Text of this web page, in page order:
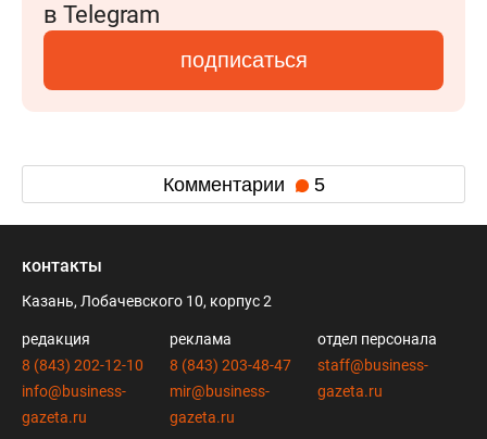
в Telegram
подписаться
Комментарии 5
контакты
Казань, Лобачевского 10, корпус 2
редакция
8 (843) 202-12-10
info@business-
gazeta.ru
реклама
8 (843) 203-48-47
mir@business-
gazeta.ru
отдел персонала
staff@business-
gazeta.ru